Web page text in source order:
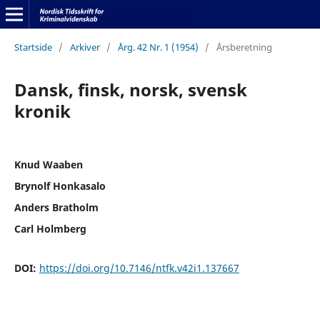
Startside / Arkiver / Årg. 42 Nr. 1 (1954) / Årsberetning
Dansk, finsk, norsk, svensk
kronik
Knud Waaben
Brynolf Honkasalo
Anders Bratholm
Carl Holmberg
DOI: https://doi.org/10.7146/ntfk.v42i1.137667